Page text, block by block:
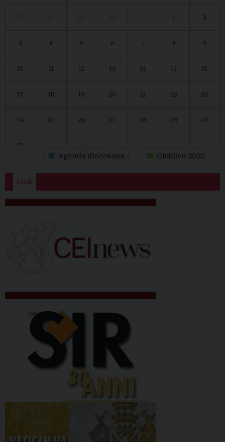
2
3 4 5 6 7 8 9
10 12 13 14 15 16
17 18 19 20 21 22 23
24 25 26 27 28 29 30
31
Agenda diocesana Giubileo 2025
Link